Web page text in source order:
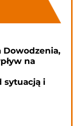
Dowodzenia,
na
sytuacją i